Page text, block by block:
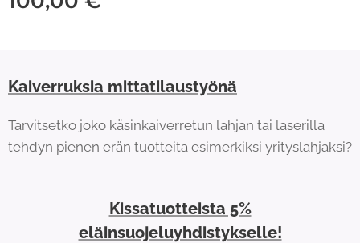
Kaiverruksia mittatilaustyönä
Tarvitsetko joko käsinkaiverretun lahjan tai laserilla
tehdyn pienen erän tuotteita esimerkiksi yrityslahjaksi?
Kissatuotteista 5%
eläinsuojeluyhdistykselle!